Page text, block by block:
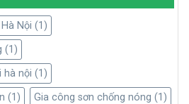
Nội (1)
(1)
hà nội (1)
(1) Gia công sơn chống nóng (1)